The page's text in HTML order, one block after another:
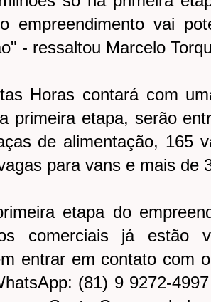
empreendimento vai
- ressaltou Marcelo
Horas contará com
primeira etapa, serão
de alimentação, 165
para vans e mais de
etapa do
comerciais já estão
entrar em contato com
(81) 9 9272-